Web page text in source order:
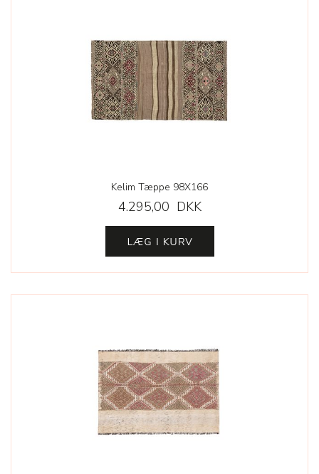
Kelim Tæppe 98X166
4.295,00 DKK